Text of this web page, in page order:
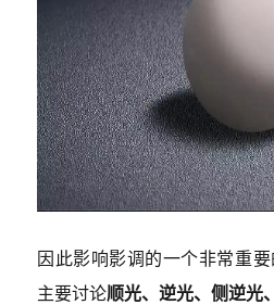
因此影响影调的一个非常重
主要讨论顺光、逆光、侧逆光